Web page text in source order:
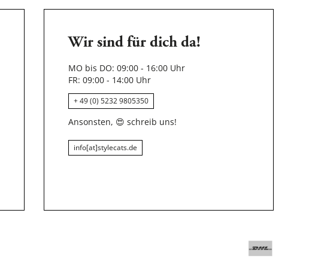
Wir sind für dich da!
MO bis DO: 09:00 - 16:00 Uhr
FR: 09:00 - 14:00 Uhr
+ 49 (0) 5232 9805350
Ansonsten, 😍 schreib uns!
info[at]stylecats.de